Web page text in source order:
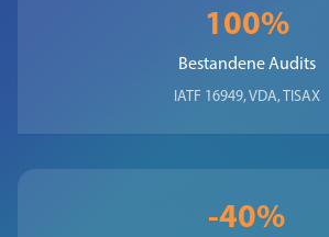
100%
Bestandene Audits
IATF 16949, VDA, TISAX
-40%